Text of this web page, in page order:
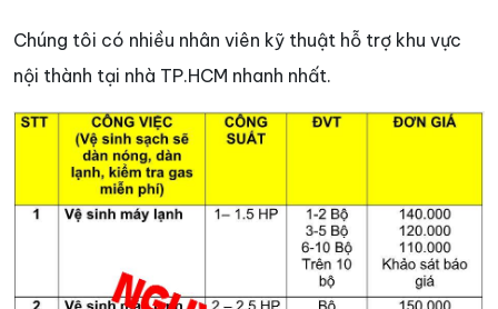
Chúng tôi có nhiều nhân viên kỹ thuật hỗ trợ khu vực
nội thành tại nhà TP.HCM nhanh nhất.